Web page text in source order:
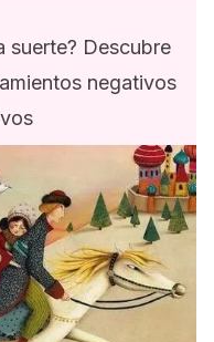
suerte? Descubre
negativos